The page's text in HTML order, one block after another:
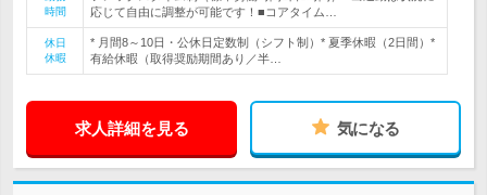
時間
応じて自由に調整が可能です！■コアタイム…
休日
休暇
* 月間8～10日・公休日定数制（シフト制）* 夏季休暇（2日間）*
有給休暇（取得奨励期間あり／半…
求人詳細を見る 気になる